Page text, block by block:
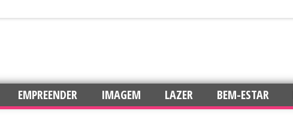
EMPREENDER IMAGEM LAZER BEM-ESTAR